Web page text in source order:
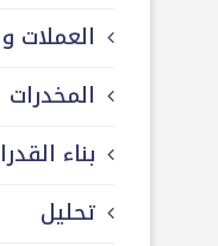
العملات
المخدرات
بناء
تحليل